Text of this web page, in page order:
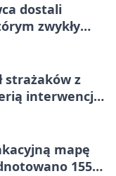
dostali
zwykły
strażaków z
interwencji -
mapę
155